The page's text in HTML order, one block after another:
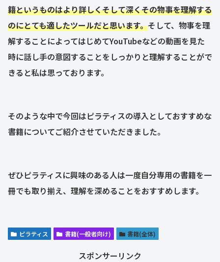
籍というものはより詳しくそして深くその物事を理解する
のにとても適したツールだと思います。そして、物事を理
解することによってはじめてYouTubeなどの動画を見た
時に話し手の意図することをしっかりと理解することがで
きると私は思っております。
そのような中で今回はピラティスの導入としておすすめな
書籍についてご紹介させていただきました。
ぜひピラティスに興味のある人は一度自分専用の書籍を一
冊でも取り揃え、理解を深めることをおすすめします。
ピラティス 書籍(一般者向け) 書籍(全体)
スポンサーリンク